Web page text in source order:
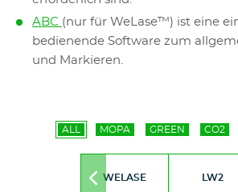
ABC (nur für WeLase™) ist eine
bedienende Software zum
und Markieren.
ALL MOPA GREEN CO2
Move
WELASE LW2